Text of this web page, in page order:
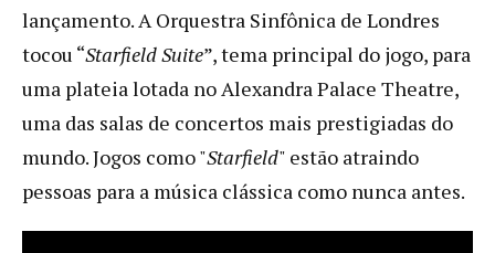
lançamento. A Orquestra Sinfônica de Londres
tocou “Starfield Suite”, tema principal do jogo, para
uma plateia lotada no Alexandra Palace Theatre,
uma das salas de concertos mais prestigiadas do
mundo. Jogos como "Starfield" estão atraindo
pessoas para a música clássica como nunca antes.